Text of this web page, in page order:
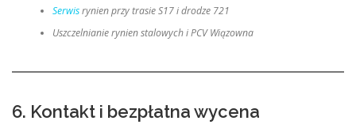
Serwisrynien przy trasie S17 i drodze 721
Uszczelnianie rynien stalowych i PCV Wiązowna
6. Kontakt i bezpłatna wycena